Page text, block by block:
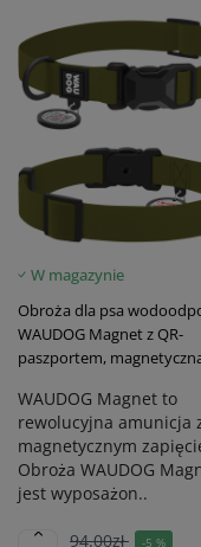
W magazynie
Obroża dla psa
WAUDOG Magnet z QR-
paszportem,
WAUDOG Magnet to
rewolucyjna amunicja
magnetycznym
Obroża WAUDOG
jest wyposażon..
94.00zł -5 %